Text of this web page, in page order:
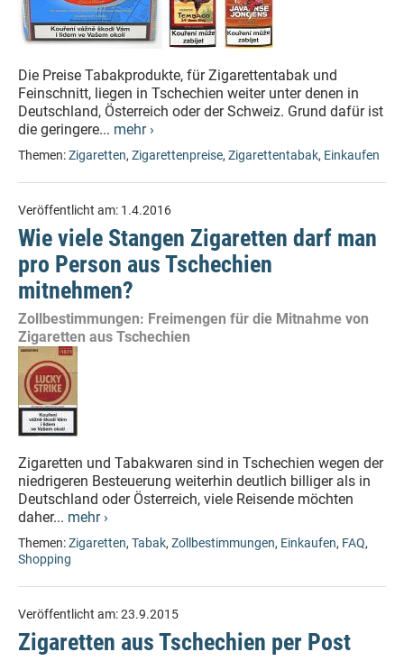
Die Preise Tabakprodukte, für Zigarettentabak und
Feinschnitt, liegen in Tschechien weiter unter denen in
Deutschland, Österreich oder der Schweiz. Grund dafür ist
die geringere... mehr ›
Themen:Zigaretten, Zigarettenpreise, Zigarettentabak, Einkaufen
Veröffentlicht am: 1.4.2016
Wie viele Stangen Zigaretten darf man
pro Person aus Tschechien
mitnehmen?
Zollbestimmungen: Freimengen für die Mitnahme von
Zigaretten aus Tschechien
Zigaretten und Tabakwaren sind in Tschechien wegen der
niedrigeren Besteuerung weiterhin deutlich billiger als in
Deutschland oder Österreich, viele Reisende möchten
daher... mehr ›
Themen:Zigaretten, Tabak, Zollbestimmungen, Einkaufen, FAQ,
Shopping
Veröffentlicht am:23.9.2015
Zigaretten aus Tschechien per Post